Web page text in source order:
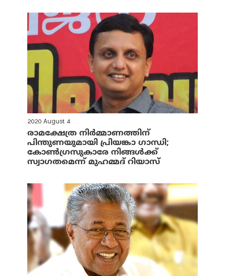
2020 August 4
രാമക്ഷേത്ര നിര്‍മ്മാണത്തിന്
പിന്തുണയുമായി പ്രിയങ്കാ ഗാന്ധി;
കോണ്‍ഗ്രസുകാരേ നിങ്ങള്‍ക്ക്
സ്വാഗതമെന്ന് മുഹമ്മദ് റിയാസ്